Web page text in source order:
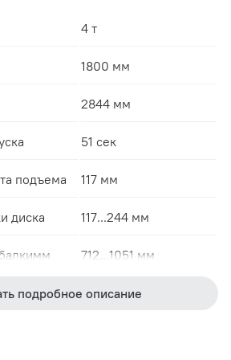
4 т
1800 мм
2844 мм
51 сек
подъема 117 мм
диска 117...244 мм
712...1051 мм
992... 1462 мм
подробное описание